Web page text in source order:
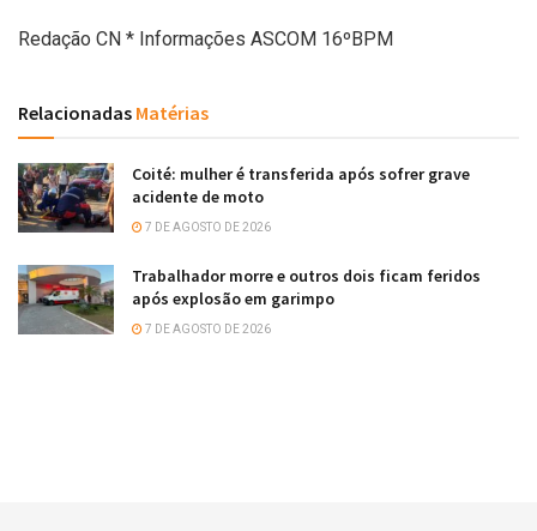
Redação CN * Informações ASCOM 16ºBPM
Relacionadas Matérias
Coité: mulher é transferida após sofrer grave
acidente de moto
7 DE AGOSTO DE 2026
Trabalhador morre e outros dois ficam feridos
após explosão em garimpo
7 DE AGOSTO DE 2026